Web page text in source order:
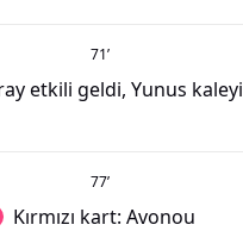
71’
etkili geldi, Yunus kaleyi
77’
Kırmızı kart: Avonou